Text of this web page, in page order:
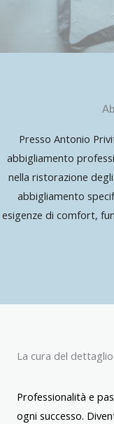
Presso Antonio
abbigliamento
nella ristorazione
abbigliamento
esigenze di comfort,
La cura del dettaglio
Professionalità e
ogni successo.